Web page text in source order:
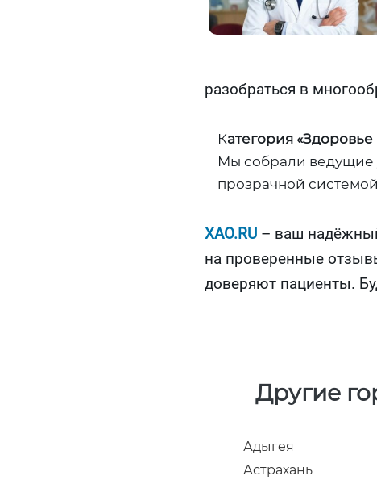
разобраться в
Категория
Мы собрали ведущие
прозрачной
XAO.RU– ваш
на проверенные
доверяют пациенты.
Другие
Адыгея
Астрахань